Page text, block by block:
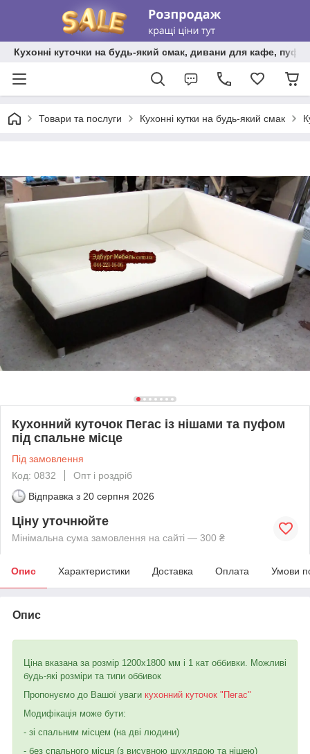
Кухонні куточки на будь-який смак, дивани для кафе,
Товари та послуги Кухонні кутки на будь-який смак
Кухонний куточок Пегас із нішами та пуфом
під спальне місце
Під замовлення
Код: 0832
Опт і роздріб
Відправка з 20 серпня 2026
Ціну уточнюйте
Мінімальна сума замовлення на сайті — 300 ₴
Опис Характеристики Доставка Оплата Умови
Опис
Ціна вказана за розмір 1200х1800 мм і 1 кат оббивки. Можливі
будь-які розміри та типи оббивок
Пропонуємо до Вашої уваги кухонний куточок "Пегас"
Модифікація може бути:
- зі спальним місцем (на дві людини)
- без спального місця (з висувною шухлядою та нішею)